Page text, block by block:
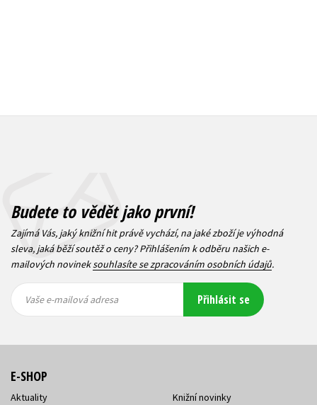
Budete to vědět jako první!
Zajímá Vás, jaký knižní hit právě vychází, na jaké zboží je výhodná
sleva, jaká běží soutěž o ceny? Přihlášením k odběru našich e-
mailových novineksouhlasíte se zpracováním osobních údajů.
mailová
mailová
Vaše e-mailová adresa Přihlásit se
E-SHOP
Aktuality
Knižní novinky